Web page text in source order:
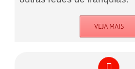
VEJA MAIS